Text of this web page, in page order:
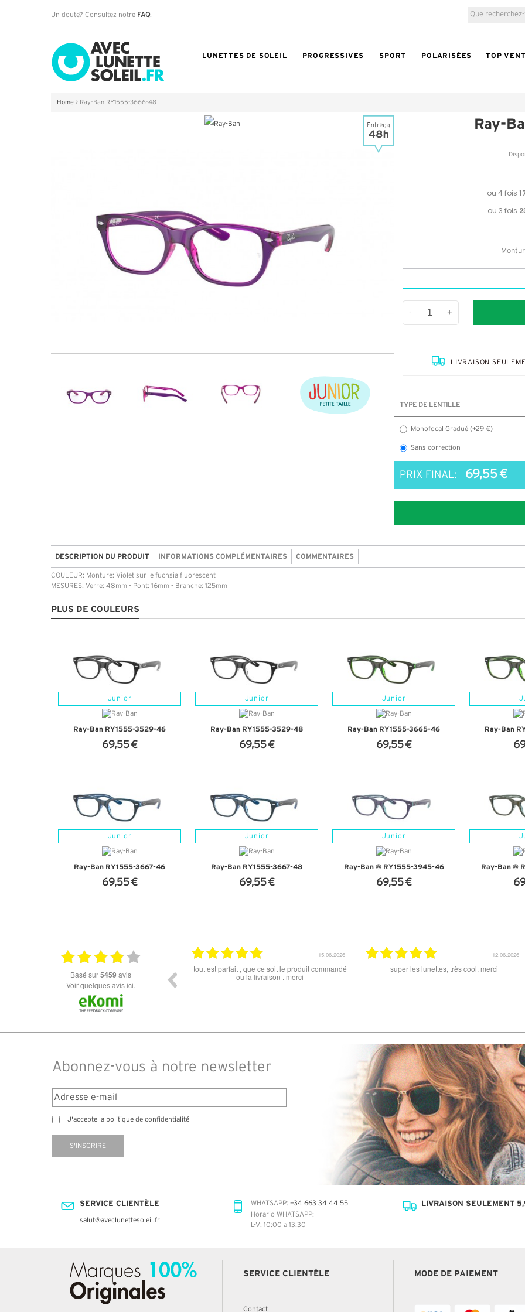
Un doute? Consultez notre FAQ.
LUNETTES DE SOLEIL PROGRESSIVES SPORT POLARISÉES TOP
Home > Ray-Ban RY1555-3666-48
Ray-
- +
LIVRAISON
TYPE DE LENTILLE
Monofocal Gradué (+29 €)
Sans correction
PRIX FINAL: 69,55 €
DESCRIPTION DU PRODUIT INFORMATIONS COMPLÉMENTAIRES COMMENTAIRES
COULEUR: Monture: Violet sur le fuchsia fluorescent
MESURES: Verre: 48mm - Pont: 16mm - Branche: 125mm
PLUS DE COULEURS
Junior
Ray-Ban RY1555-3529-46
69,55 €
Junior
Ray-Ban RY1555-3529-48
69,55 €
Junior
Ray-Ban RY1555-3665-46
69,55 €
Ray-Ban
Junior
Ray-Ban RY1555-3667-46
69,55 €
Junior
Ray-Ban RY1555-3667-48
69,55 €
Junior
Ray-Ban ® RY1555-3945-46
69,55 €
Ray-Ban ®
basé sur5459 avis
Voir quelques avis ici.
peu longue à mon goût. Cependant les lunettes
sont top !!
22.05.2026
Rapide, fluide tout s’est déroulé correctement.
27.04.2026
Délais de réception corrects.
Abonnez-vous à notre newsletter
J'accepte la politique de confidentialité
S'INSCRIRE
SERVICE CLIENTÈLE
salut@aveclunettesoleil.fr
WHATSAPP: +34 663 34 44 55
Horario WHATSAPP:
L-V: 10:00 a 13:30
LIVRAISON SEULEMENT
SERVICE CLIENTÈLE
Contact
MODE DE PAIEMENT